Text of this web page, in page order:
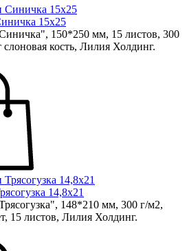
15х25
150*250 мм, 15 листов, 300
кость, Лилия Холдинг.
14,8х21
148*210 мм, 300 г/м2,
15 листов, Лилия Холдинг.